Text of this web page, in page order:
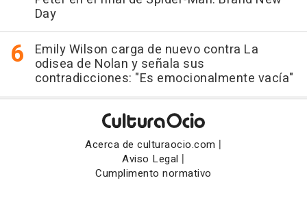
Day
Emily Wilson carga de nuevo contra La
odisea de Nolan y señala sus
contradicciones: "Es emocionalmente vacía"
Acerca de culturaocio.com |
Aviso Legal |
Cumplimento normativo